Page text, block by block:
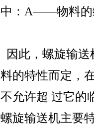
中：A——物料的
因此，螺旋输
料的特性而定，
不允许超 过它的
螺旋输送机主要